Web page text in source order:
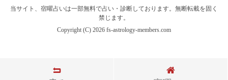
当サイト、宿曜占いは一部無料で占い・診断しております。無断転載を固く
禁じます。
Copyright (C) 2026 fs-astrology-members.com